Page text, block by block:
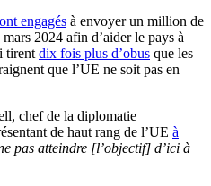
engagés à envoyer un million de
2024 afin d’aider le pays à
tirent dix fois plus d’obus que les
que l’UE ne soit pas en
chef de la diplomatie
de haut rang de l’UE à
pas atteindre [l’objectif] d’ici à